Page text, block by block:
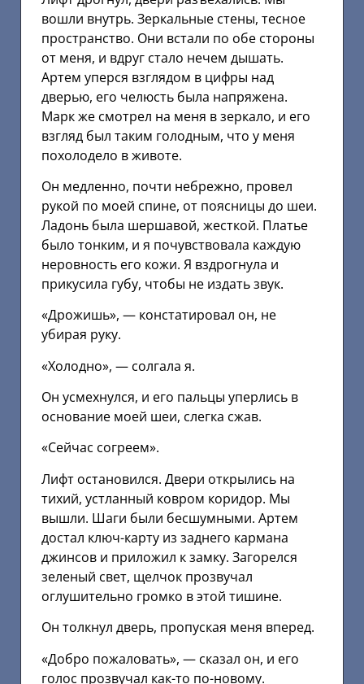
вошли внутрь. Зеркальные стены, тесное
пространство. Они встали по обе стороны
от меня, и вдруг стало нечем дышать.
Артем уперся взглядом в цифры над
дверью, его челюсть была напряжена.
Марк же смотрел на меня в зеркало, и его
взгляд был таким голодным, что у меня
похолодело в животе.
Он медленно, почти небрежно, провел
рукой по моей спине, от поясницы до шеи.
Ладонь была шершавой, жесткой. Платье
было тонким, и я почувствовала каждую
неровность его кожи. Я вздрогнула и
прикусила губу, чтобы не издать звук.
«Дрожишь», — констатировал он, не
убирая руку.
«Холодно», — солгала я.
Он усмехнулся, и его пальцы уперлись в
основание моей шеи, слегка сжав.
«Сейчас согреем».
Лифт остановился. Двери открылись на
тихий, устланный ковром коридор. Мы
вышли. Шаги были бесшумными. Артем
достал ключ-карту из заднего кармана
джинсов и приложил к замку. Загорелся
зеленый свет, щелчок прозвучал
оглушительно громко в этой тишине.
Он толкнул дверь, пропуская меня вперед.
«Добро пожаловать», — сказал он, и его
голос прозвучал как-то по-новому.